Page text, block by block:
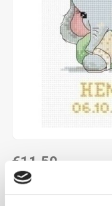
€11,50
DIRECT LEVERBAAR